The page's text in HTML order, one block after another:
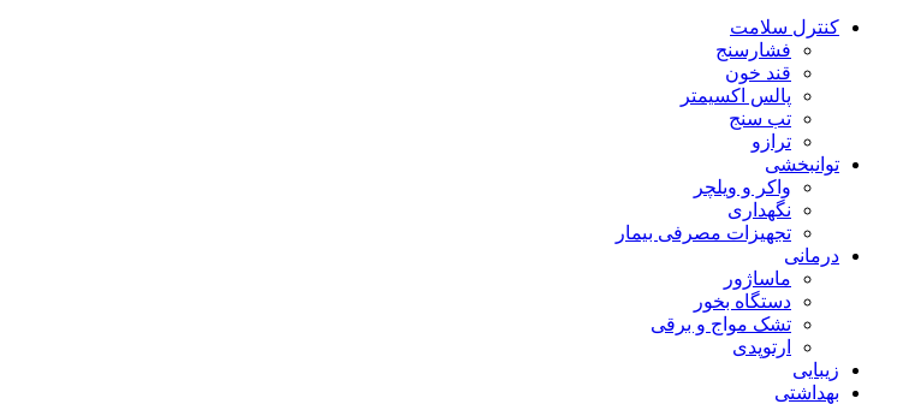
کنترل سلامت
فشارسنج
قند خون
پالس اکسیمتر
تب سنج
ترازو
توانبخشی
واکر و ویلچر
نگهداری
تجهیزات مصرفی بیمار
درمانی
ماساژور
دستگاه بخور
تشک مواج و برقی
ارتوپدی
زیبایی
بهداشتی